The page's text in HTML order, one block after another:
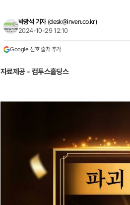
박광석 기자 (desk@inven.co.kr)
2024-10-29 12:10
Google 선호 출처 추가
자료제공 - 컴투스홀딩스